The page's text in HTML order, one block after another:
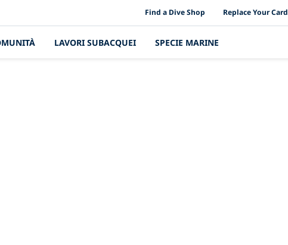
PADI Location Links
Find a Dive Shop Replace Your Card
LAVORI SUBACQUEI SPECIE MARINE